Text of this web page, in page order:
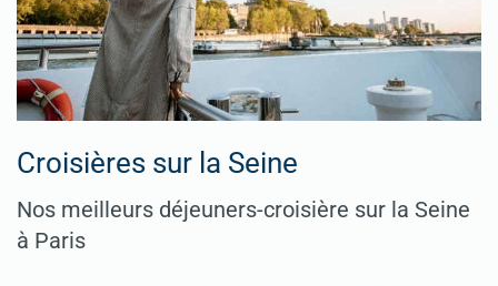
Croisières sur la Seine
Nos meilleurs déjeuners-croisière sur la Seine
à Paris